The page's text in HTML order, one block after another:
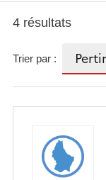
4 résultats
Trier par :